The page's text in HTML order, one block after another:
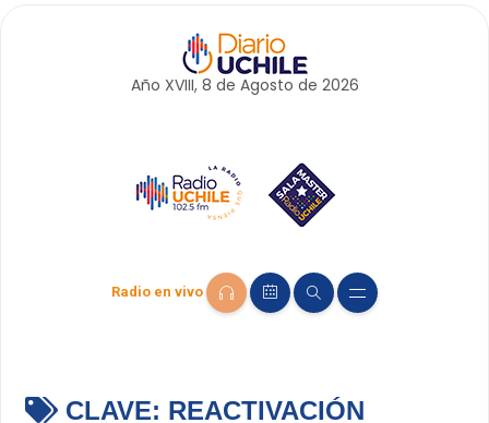
Año XVIII, 8 de Agosto de 2026
Radio en vivo
CLAVE: REACTIVACIÓN